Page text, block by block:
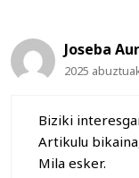
Joseba
2025
Biziki
Artikulu
Mila esker.